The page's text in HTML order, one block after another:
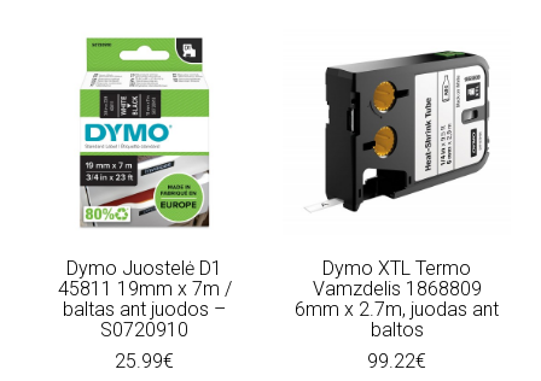
Dymo Juostelė D1
45811 19mm x 7m /
baltas ant juodos –
S0720910
25.99€
Dymo XTL Termo
Vamzdelis 1868809
6mm x 2.7m, juodas ant
baltos
99.22€